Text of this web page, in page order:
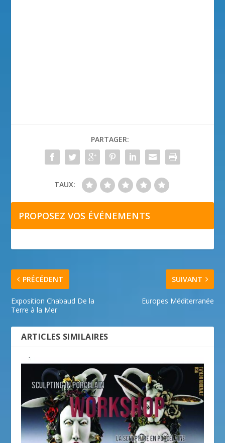
PARTAGER:
TAUX:
PROPOSEZ VOS ÉVÉNEMENTS
PRÉCÉDENT
Exposition Chabaud De la
Terre à la Mer
SUIVANT
Europes Méditerranée
ARTICLES SIMILAIRES